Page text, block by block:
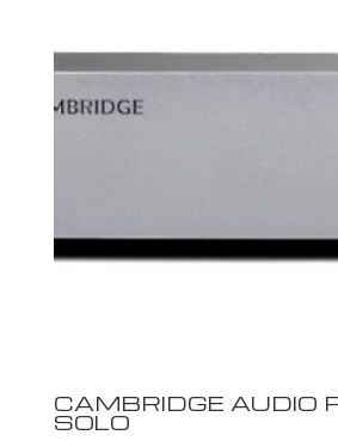
CAMBRIDGE AUDIO
SOLO